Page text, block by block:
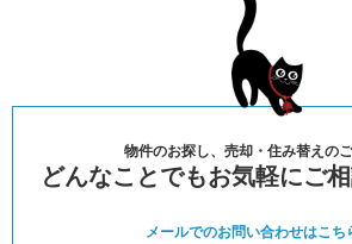
物件のお探し、売却・住み替えの
どんなことでもお気軽にご相
メールでのお問い合わせはこち